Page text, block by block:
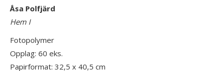
Åsa Polfjärd
Hem I
Fotopolymer
Opplag: 60 eks.
Papirformat: 32,5 x 40,5 cm